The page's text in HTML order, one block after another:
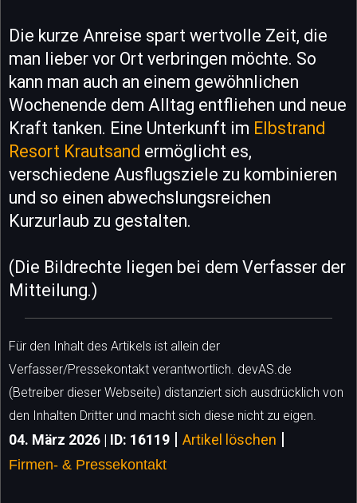
Die kurze Anreise spart wertvolle Zeit, die
man lieber vor Ort verbringen möchte. So
kann man auch an einem gewöhnlichen
Wochenende dem Alltag entfliehen und neue
Kraft tanken. Eine Unterkunft im Elbstrand
Resort Krautsand ermöglicht es,
verschiedene Ausflugsziele zu kombinieren
und so einen abwechslungsreichen
Kurzurlaub zu gestalten.
(Die Bildrechte liegen bei dem Verfasser der
Mitteilung.)
Für den Inhalt des Artikels ist allein der
Verfasser/Pressekontakt verantwortlich. devAS.de
(Betreiber dieser Webseite) distanziert sich ausdrücklich von
den Inhalten Dritter und macht sich diese nicht zu eigen.
04. März 2026 | ID: 16119 | Artikel löschen |
Firmen- & Pressekontakt